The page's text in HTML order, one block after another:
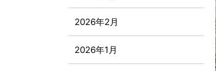
2026年2月
2026年1月